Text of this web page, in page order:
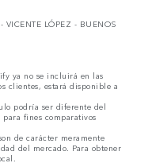
VICENTE LÓPEZ - BUENOS
ya no se incluirá en las
clientes, estará disponible a
podría ser diferente del
fines comparativos
de carácter meramente
del mercado. Para obtener